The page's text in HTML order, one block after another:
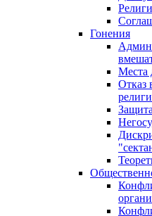
Гонения
Места
Отказ